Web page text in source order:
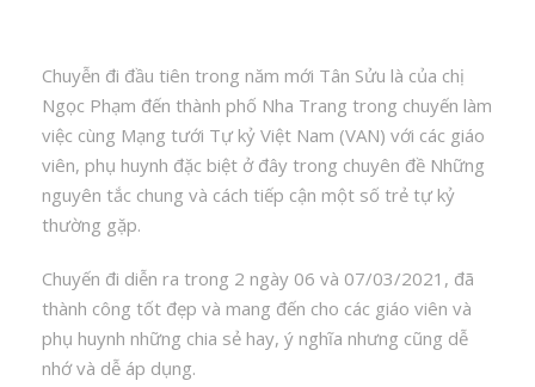
Chuyễn đi đầu tiên trong năm mới Tân Sửu là của chị
Ngọc Phạm đến thành phố Nha Trang trong chuyến làm
việc cùng Mạng tưới Tự kỷ Việt Nam (VAN) với các giáo
viên, phụ huynh đặc biệt ở đây trong chuyên đề Những
nguyên tắc chung và cách tiếp cận một số trẻ tự kỷ
thường gặp.
Chuyến đi diễn ra trong 2 ngày 06 và 07/03/2021, đã
thành công tốt đẹp và mang đến cho các giáo viên và
phụ huynh những chia sẻ hay, ý nghĩa nhưng cũng dễ
nhớ và dễ áp dụng.